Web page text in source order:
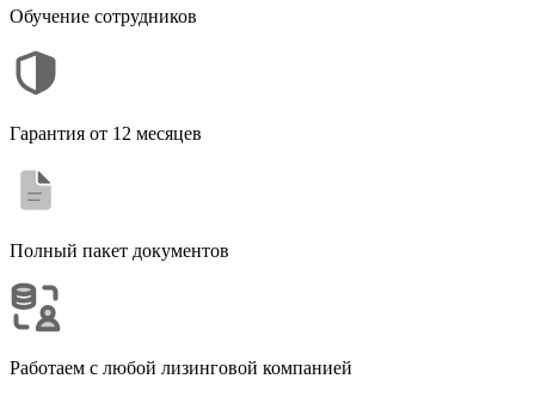
Обучение сотрудников
Гарантия от 12 месяцев
Полный пакет документов
Работаем с любой лизинговой компанией